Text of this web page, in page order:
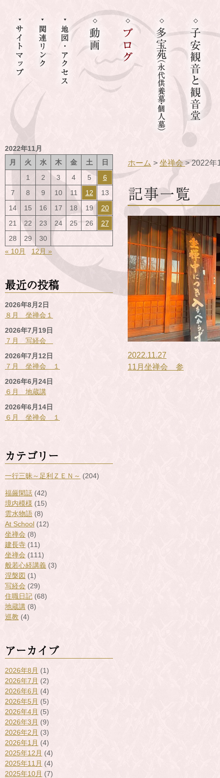
2022年11月
月
火 水 木 金 土
日
1
2 3 4 5
6
7
8 9 10 11 12
13
14
15 16 17 18 19
20
21
22 23 24 25 26
27
28
29
30
« 10月
12月 »
最近の投稿
８月 坐禅会１
2026年8月2日
７月 写経会
2026年7月19日
７月 坐禅会 １
2026年7月12日
６月 地蔵講
2026年6月24日
６月 坐禅会 １
2026年6月14日
カテゴリー
一行三昧～足利ＺＥＮ～ (204)
福厳閑話 (42)
境内模様 (15)
雲水物語 (8)
At School (12)
坐禅会 (8)
建長寺 (11)
坐禅会 (111)
般若心経講義 (3)
涅槃図 (1)
写経会 (29)
住職日記 (68)
地蔵講 (8)
巡教 (4)
アーカイブ
2026年8月 (1)
2026年7月 (2)
2026年6月 (4)
2026年5月 (5)
2026年4月 (5)
2026年3月 (9)
2026年2月 (3)
2026年1月 (4)
2025年12月 (4)
2025年11月 (4)
2025年10月 (7)
ホーム > 坐禅会 > 2022年
2022.11.27
11月坐禅会 参